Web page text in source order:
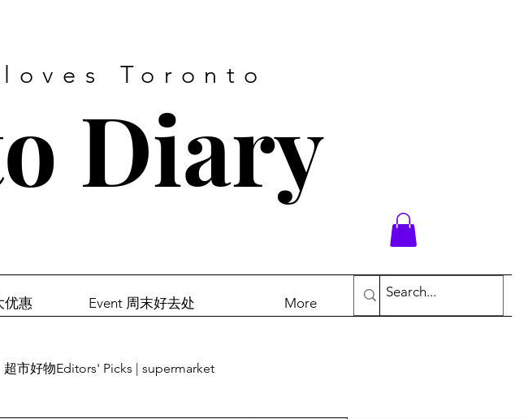
Toronto
Diary
优惠 Event 周末好去处 More
超市好物Editors' Picks | supermarket